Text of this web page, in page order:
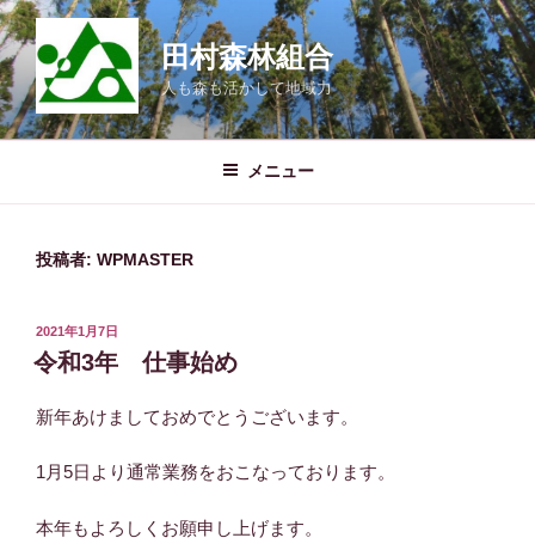
コ
ン
テ
ン
ツ
田村森林組合
人も森も活かして地域力
メニュー
投稿者: WPMASTER
投
稿
日:
2021年1月7日
令和3年 仕事始め
新年あけましておめでとうございます。
1月5日より通常業務をおこなっております。
本年もよろしくお願申し上げます。